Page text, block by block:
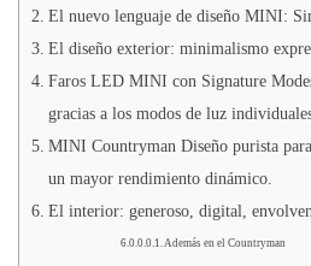
El nuevo lenguaje de diseño MINI:
El diseño exterior: minimalismo
Faros LED MINI con Signature
gracias a los modos de luz
MINI Countryman Diseño purista
un mayor rendimiento dinámico.
El interior: generoso, digital,
Además en el Countryman